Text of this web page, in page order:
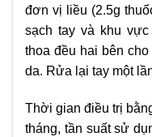
đơn vị liều (2.5g
sạch tay và khu
thoa đều hai bên
da. Rửa lại tay một
Thời gian điều trị
tháng, tần suất sử